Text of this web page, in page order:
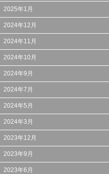
2025年1月
2024年12月
2024年11月
2024年10月
2024年9月
2024年7月
2024年5月
2024年3月
2023年12月
2023年9月
2023年6月